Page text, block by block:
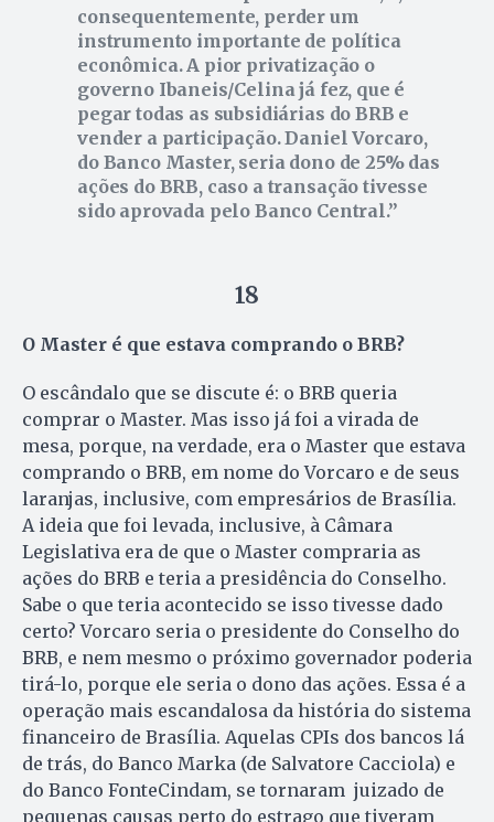
consequentemente, perder um
instrumento importante de política
econômica. A pior privatização o
governo Ibaneis/Celina já fez, que é
pegar todas as subsidiárias do BRB e
vender a participação. Daniel Vorcaro,
do Banco Master, seria dono de 25% das
ações do BRB, caso a transação tivesse
sido aprovada pelo Banco Central.
18
O Master é que estava comprando o BRB?
O escândalo que se discute é: o BRB queria
comprar o Master. Mas isso já foi a virada de
mesa, porque, na verdade, era o Master que estava
comprando o BRB, em nome do Vorcaro e de seus
laranjas, inclusive, com empresários de Brasília.
A ideia que foi levada, inclusive, à Câmara
Legislativa era de que o Master compraria as
ações do BRB e teria a presidência do Conselho.
Sabe o que teria acontecido se isso tivesse dado
certo? Vorcaro seria o presidente do Conselho do
BRB, e nem mesmo o próximo governador poderia
tirá-lo, porque ele seria o dono das ações. Essa é a
operação mais escandalosa da história do sistema
financeiro de Brasília. Aquelas CPIs dos bancos lá
de trás, do Banco Marka (de Salvatore Cacciola) e
do Banco FonteCindam, se tornaram juizado de
pequenas causas perto do estrago que tiveram